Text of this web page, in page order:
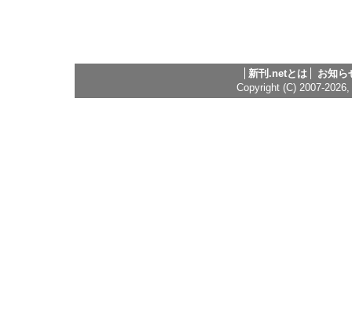
新刊.netとは
お知ら
Copyright (C) 2007-2026,